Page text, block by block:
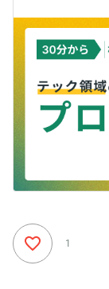
1